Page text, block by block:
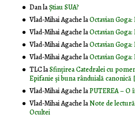
DanlaȘtiau SUA?
Vlad-Mihai AgachelaOctavian
Vlad-Mihai AgachelaOctavian
Vlad-Mihai AgachelaOctavian
Vlad-Mihai AgachelaOctavian
TLClaSfințirea Catedralei cu
Epifanie și buna rânduială canonică
Vlad-Mihai AgachelaPUTEREA – O
Vlad-Mihai AgachelaNote de
Ocultei